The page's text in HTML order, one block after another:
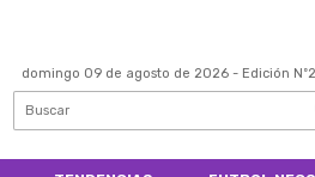
domingo 09 de agosto de 2026 - Edición